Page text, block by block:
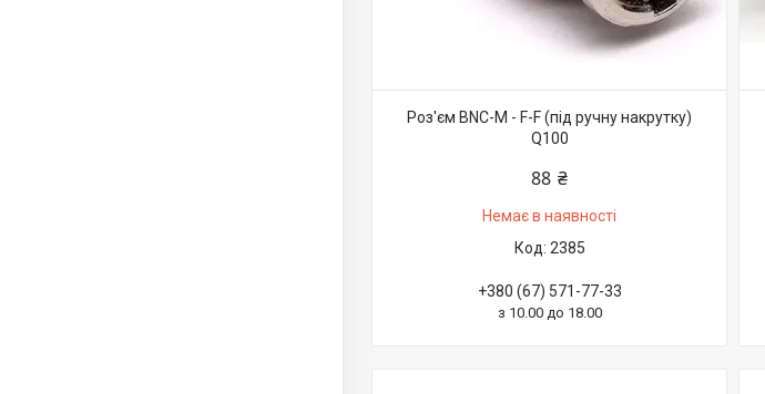
Роз'єм BNC-M - F-F (під ручну накрутку)
Q100
88 ₴
Немає в наявності
2385
+380 (67) 571-77-33
з 10.00 до 18.00